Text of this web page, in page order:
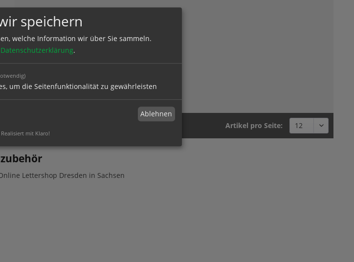
Artikel pro Seite:
Lettershop Dresden in Sachsen
speichern
welche Information wir über Sie sammeln.
Datenschutzerklärung.
um die Seitenfunktionalität zu gewährleisten
Ablehnen
Realisiert mit Klaro!